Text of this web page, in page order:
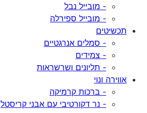
- מובייל נבל
- מובייל ספירלה
תכשיטים
- סמלים אנרגטיים
- צמידים
- תליונים ושרשראות
אווירה ונוי
- ברכות קרמיקה
- נר דקורטיבי עם אבני קריסטל